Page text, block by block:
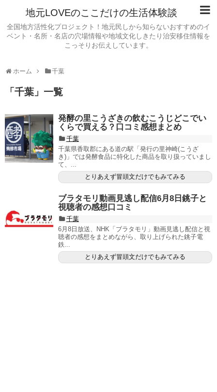
地元LOVEのここだけの生活体験談
全国地方活性化プロジェクト！地元民しから知らないおすすめのイ
ベント・名所・名店の穴場情報や地域文化しきたり治安移住情報を
こっそりお伝えしています。
ホーム 千葉
「 千葉 」 一覧
発酵の里こうざきの飲むこうじどこでい
くらで買える？口コミ感想まとめ
千葉
千葉県香取郡にある道の駅「発行の里神崎(こうざ
き)」では発酵食品に特化した商品を取り扱っていまし
て、...
とりあえず冒頭文だけでもみてみる
ブラタモリ動画見逃し配信6月8日銚子と
視聴者の感想口コミ
千葉
6月8日放送、NHK「ブラタモリ」動画見逃し配信と視
聴者の感想をまとめながら、取り上げられた銚子電
鉄...
とりあえず冒頭文だけでもみてみる